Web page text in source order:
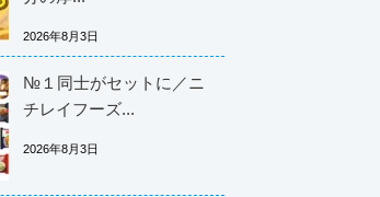
2026年8月3日
№１同士がセットに／ニ
チレイフーズ...
2026年8月3日